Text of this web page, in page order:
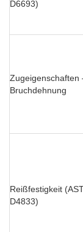
D6693)
Zugeigenschaften
Bruchdehnung
Reißfestigkeit
D4833)